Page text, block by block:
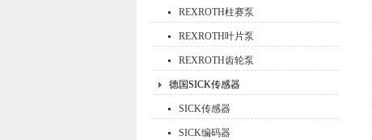
REXROTH柱赛泵
REXROTH叶片泵
REXROTH齿轮泵
德国SICK传感器
SICK传感器
SICK编码器